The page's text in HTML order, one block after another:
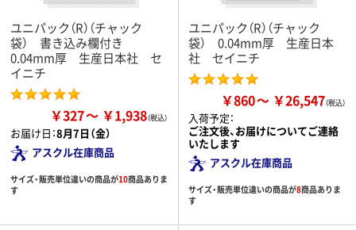
ユニパック（R）（チャック
袋） 書き込み欄付き
0.04mm厚 生産日本社 セ
イニチ
￥327 ￥1,938
お届け日：8月7日（金）
アスクル在庫商品
サイズ・販売単位違いの商品が10商品ありま
す
ユニパック（R）（チャック
袋） 0.04mm厚 生産日本
社 セイニチ
￥860 ￥26,547
入荷予定：
ご注文後、お届けについてご連絡
いたします
アスクル在庫商品
サイズ・販売単位違いの商品が8商品ありま
す